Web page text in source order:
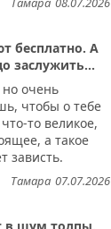
бесплатно. А
заслужить...
очень
чтобы о тебе
то великое,
а такое
зависть.
07.07.2026
Тамара